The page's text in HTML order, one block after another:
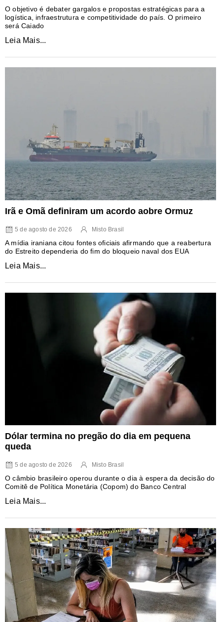
O objetivo é debater gargalos e propostas estratégicas para a
logística, infraestrutura e competitividade do país. O primeiro
será Caiado
Leia Mais...
Irã e Omã definiram um acordo aobre Ormuz
5 de agosto de 2026 Misto Brasil
A mídia iraniana citou fontes oficiais afirmando que a reabertura
do Estreito dependeria do fim do bloqueio naval dos EUA
Leia Mais...
Dólar termina no pregão do dia em pequena
queda
5 de agosto de 2026 Misto Brasil
O câmbio brasileiro operou durante o dia à espera da decisão do
Comitê de Política Monetária (Copom) do Banco Central
Leia Mais...